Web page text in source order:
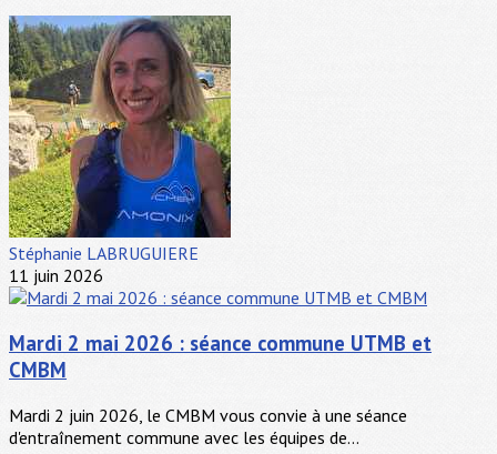
Stéphanie LABRUGUIERE
11 juin 2026
Mardi 2 mai 2026 : séance commune UTMB et
CMBM
Mardi 2 juin 2026, le CMBM vous convie à une séance
d'entraînement commune avec les équipes de...